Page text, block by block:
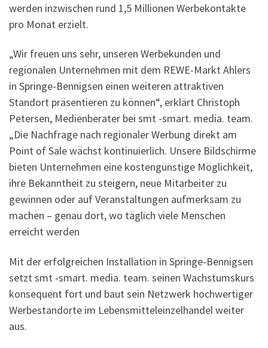
werden inzwischen rund 1,5 Millionen Werbekontakte
pro Monat erzielt.
„Wir freuen uns sehr, unseren Werbekunden und
regionalen Unternehmen mit dem REWE-Markt Ahlers
in Springe-Bennigsen einen weiteren attraktiven
Standort präsentieren zu können“, erklärt Christoph
Petersen, Medienberater bei smt -smart. media. team.
„Die Nachfrage nach regionaler Werbung direkt am
Point of Sale wächst kontinuierlich. Unsere Bildschirme
bieten Unternehmen eine kostengünstige Möglichkeit,
ihre Bekanntheit zu steigern, neue Mitarbeiter zu
gewinnen oder auf Veranstaltungen aufmerksam zu
machen – genau dort, wo täglich viele Menschen
erreicht werden
Mit der erfolgreichen Installation in Springe-Bennigsen
setzt smt -smart. media. team. seinen Wachstumskurs
konsequent fort und baut sein Netzwerk hochwertiger
Werbestandorte im Lebensmitteleinzelhandel weiter
aus.